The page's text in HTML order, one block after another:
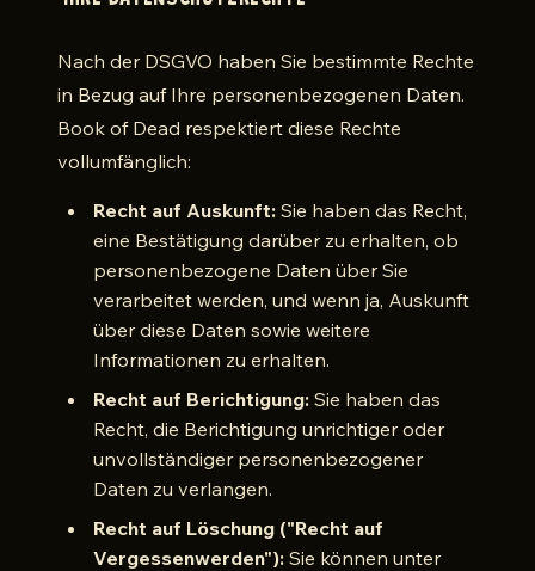
Nach der DSGVO haben Sie bestimmte Rechte
in Bezug auf Ihre personenbezogenen Daten.
Book of Dead respektiert diese Rechte
vollumfänglich:
Recht auf Auskunft: Sie haben das Recht,
eine Bestätigung darüber zu erhalten, ob
personenbezogene Daten über Sie
verarbeitet werden, und wenn ja, Auskunft
über diese Daten sowie weitere
Informationen zu erhalten.
Recht auf Berichtigung: Sie haben das
Recht, die Berichtigung unrichtiger oder
unvollständiger personenbezogener
Daten zu verlangen.
Recht auf Löschung ("Recht auf
Vergessenwerden"): Sie können unter